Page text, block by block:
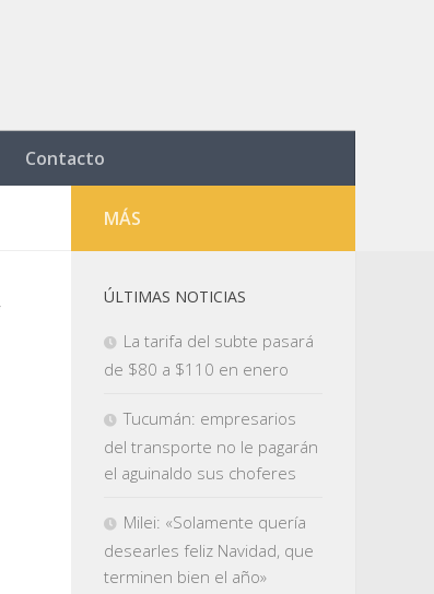
Contacto
MÁS
ÚLTIMAS NOTICIAS
La tarifa del subte pasará
de $80 a $110 en enero
Tucumán: empresarios
del transporte no le pagarán
el aguinaldo sus choferes
Milei: «Solamente quería
desearles feliz Navidad, que
terminen bien el año»